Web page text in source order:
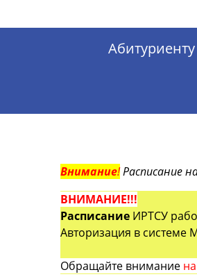
Абитуриенту
Внимание!Расписание
ВНИМАНИЕ!!!
Расписание ИРТСУ
Авторизация в системе
Обращайте внимание на